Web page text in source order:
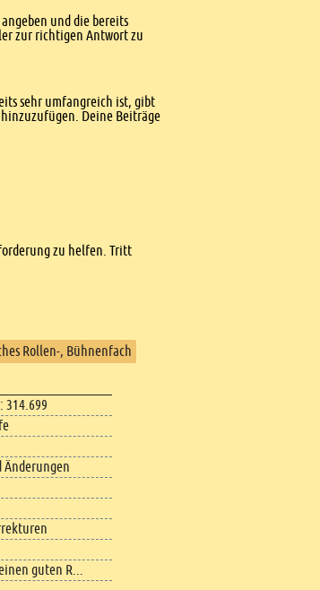
und die bereits
zur richtigen Antwort zu
sehr umfangreich ist, gibt
Deine Beiträge
zu helfen. Tritt
Rollen-, Bühnenfach
314.699
Änderungen
guten R...